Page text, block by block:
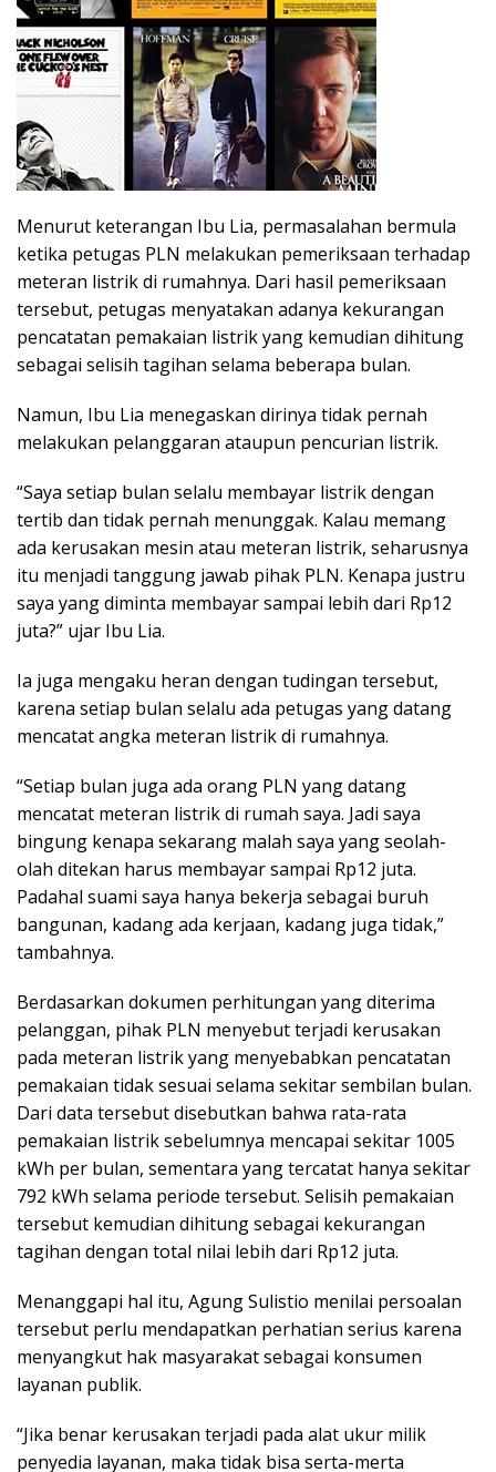
Menurut keterangan Ibu Lia, permasalahan bermula
ketika petugas PLN melakukan pemeriksaan terhadap
meteran listrik di rumahnya. Dari hasil pemeriksaan
tersebut, petugas menyatakan adanya kekurangan
pencatatan pemakaian listrik yang kemudian dihitung
sebagai selisih tagihan selama beberapa bulan.
Namun, Ibu Lia menegaskan dirinya tidak pernah
melakukan pelanggaran ataupun pencurian listrik.
“Saya setiap bulan selalu membayar listrik dengan
tertib dan tidak pernah menunggak. Kalau memang
ada kerusakan mesin atau meteran listrik, seharusnya
itu menjadi tanggung jawab pihak PLN. Kenapa justru
saya yang diminta membayar sampai lebih dari Rp12
juta?” ujar Ibu Lia.
Ia juga mengaku heran dengan tudingan tersebut,
karena setiap bulan selalu ada petugas yang datang
mencatat angka meteran listrik di rumahnya.
“Setiap bulan juga ada orang PLN yang datang
mencatat meteran listrik di rumah saya. Jadi saya
bingung kenapa sekarang malah saya yang seolah-
olah ditekan harus membayar sampai Rp12 juta.
Padahal suami saya hanya bekerja sebagai buruh
bangunan, kadang ada kerjaan, kadang juga tidak,”
tambahnya.
Berdasarkan dokumen perhitungan yang diterima
pelanggan, pihak PLN menyebut terjadi kerusakan
pada meteran listrik yang menyebabkan pencatatan
pemakaian tidak sesuai selama sekitar sembilan bulan.
Dari data tersebut disebutkan bahwa rata-rata
pemakaian listrik sebelumnya mencapai sekitar 1005
kWh per bulan, sementara yang tercatat hanya sekitar
792 kWh selama periode tersebut. Selisih pemakaian
tersebut kemudian dihitung sebagai kekurangan
tagihan dengan total nilai lebih dari Rp12 juta.
Menanggapi hal itu, Agung Sulistio menilai persoalan
tersebut perlu mendapatkan perhatian serius karena
menyangkut hak masyarakat sebagai konsumen
layanan publik.
“Jika benar kerusakan terjadi pada alat ukur milik
penyedia layanan, maka tidak bisa serta-merta